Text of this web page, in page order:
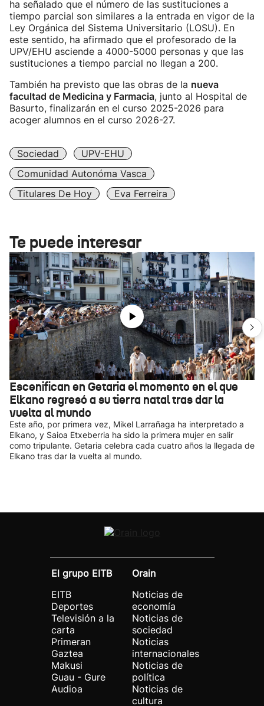
ha señalado que el número de las sustituciones a
tiempo parcial son similares a la entrada en vigor de la
Ley Orgánica del Sistema Universitario (LOSU). En
este sentido, ha afirmado que el profesorado de la
UPV/EHU asciende a 4000-5000 personas y que las
sustituciones a tiempo parcial no llegan a 200.
También ha previsto que las obras de la nueva
facultad de Medicina y Farmacia, junto al Hospital de
Basurto, finalizarán en el curso 2025-2026 para
acoger alumnos en el curso 2026-27.
Sociedad
UPV-EHU
Comunidad Autonóma Vasca
Titulares De Hoy
Eva Ferreira
Te puede interesar
Escenifican en Getaria el momento en el que
Elkano regresó a su tierra natal tras dar la
vuelta al mundo
Este año, por primera vez, Mikel Larrañaga ha interpretado a
Elkano, y Saioa Etxeberria ha sido la primera mujer en salir
como tripulante. Getaria celebra cada cuatro años la llegada de
Elkano tras dar la vuelta al mundo.
El grupo EITB
EITB
Deportes
Televisión a la
carta
Primeran
Gaztea
Makusi
Guau - Gure
Audioa
Orain
Noticias de
economía
Noticias de
sociedad
Noticias
internacionales
Noticias de
política
Noticias de
cultura